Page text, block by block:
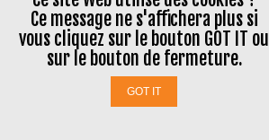
© 2023 www.aerial-shop.com
Ce message ne s'affichera plus si
vous cliquez sur le bouton GOT IT ou
sur le bouton de fermeture.
GOT IT